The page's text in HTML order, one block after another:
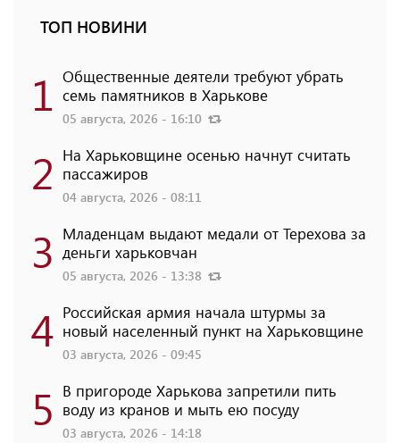
ТОП НОВИНИ
1 Общественные деятели требуют убрать
семь памятников в Харькове
05 августа, 2026 - 16:10
2 На Харьковщине осенью начнут считать
пассажиров
04 августа, 2026 - 08:11
3 Младенцам выдают медали от Терехова за
деньги харьковчан
05 августа, 2026 - 13:38
4 Российская армия начала штурмы за
новый населенный пункт на Харьковщине
03 августа, 2026 - 09:45
5 В пригороде Харькова запретили пить
воду из кранов и мыть ею посуду
03 августа, 2026 - 14:18